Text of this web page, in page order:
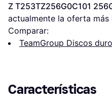
Z T253TZ256G0C101
actualmente la oferta más
Comparar:
TeamGroup Discos
Características